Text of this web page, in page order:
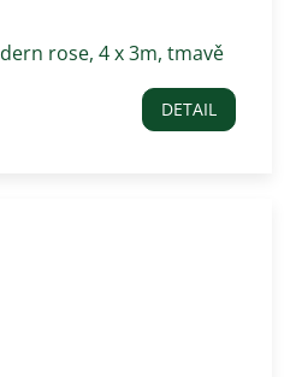
rose, 4 x 3m, tmavě
DETAIL